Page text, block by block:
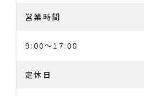
営業時間
9:00～17:00
定休日